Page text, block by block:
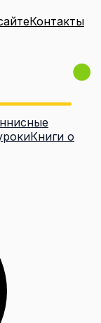
Контакты
Книги о